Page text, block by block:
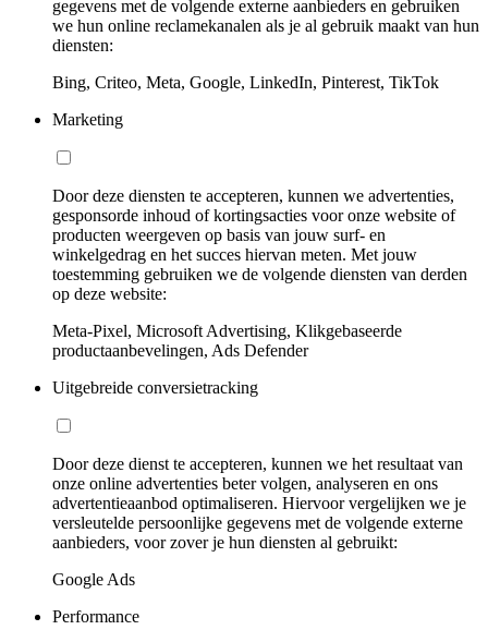
gegevens met de volgende externe aanbieders en gebruiken
we hun online reclamekanalen als je al gebruik maakt van hun
diensten:
Bing, Criteo, Meta, Google, LinkedIn, Pinterest, TikTok
Marketing
Door deze diensten te accepteren, kunnen we advertenties,
gesponsorde inhoud of kortingsacties voor onze website of
producten weergeven op basis van jouw surf- en
winkelgedrag en het succes hiervan meten. Met jouw
toestemming gebruiken we de volgende diensten van derden
op deze website:
Meta-Pixel, Microsoft Advertising, Klikgebaseerde
productaanbevelingen, Ads Defender
Uitgebreide conversietracking
Door deze dienst te accepteren, kunnen we het resultaat van
onze online advertenties beter volgen, analyseren en ons
advertentieaanbod optimaliseren. Hiervoor vergelijken we je
versleutelde persoonlijke gegevens met de volgende externe
aanbieders, voor zover je hun diensten al gebruikt:
Google Ads
Performance